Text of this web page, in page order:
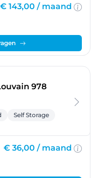
€ 143,00 / maand
978- Evere
Self Storage
€ 36,00 / maand